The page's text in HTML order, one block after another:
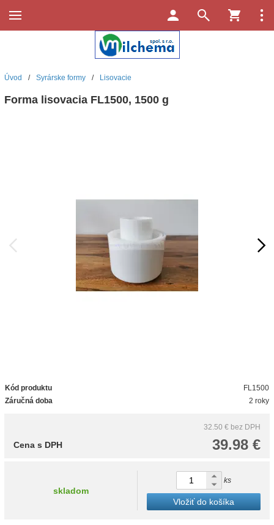
Úvod / Syrárske formy / Lisovacie
Forma lisovacia FL1500, 1500 g
Kód produktu
FL1500
Záručná doba
2 roky
32.50 € bez DPH
39.98 €
Cena s DPH
skladom
ks
Vložiť do košíka